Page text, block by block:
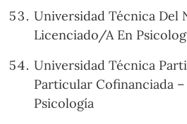
Universidad Técnica Del
Licenciado/A En
Universidad Técnica
Particular Cofinanciada
Psicología